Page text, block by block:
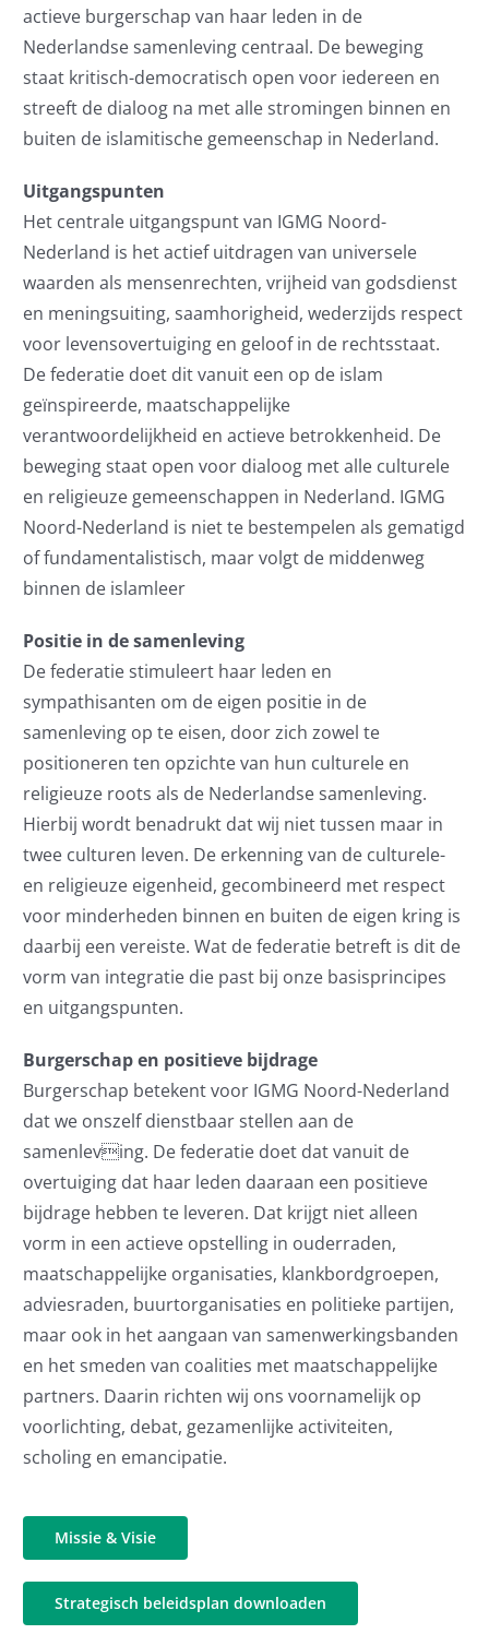
actieve burgerschap van haar leden in de
Nederlandse samenleving centraal. De beweging
staat kritisch-democratisch open voor iedereen en
streeft de dialoog na met alle stromingen binnen en
buiten de islamitische gemeenschap in Nederland.
Uitgangspunten
Het centrale uitgangspunt van IGMG Noord-
Nederland is het actief uitdragen van universele
waarden als mensenrechten, vrijheid van godsdienst
en meningsuiting, saamhorigheid, wederzijds respect
voor levensovertuiging en geloof in de rechtsstaat.
De federatie doet dit vanuit een op de islam
geïnspireerde, maatschappelijke
verantwoordelijkheid en actieve betrokkenheid. De
beweging staat open voor dialoog met alle culturele
en religieuze gemeenschappen in Nederland. IGMG
Noord-Nederland is niet te bestempelen als gematigd
of fundamentalistisch, maar volgt de middenweg
binnen de islamleer
Positie in de samenleving
De federatie stimuleert haar leden en
sympathisanten om de eigen positie in de
samenleving op te eisen, door zich zowel te
positioneren ten opzichte van hun culturele en
religieuze roots als de Nederlandse samenleving.
Hierbij wordt benadrukt dat wij niet tussen maar in
twee culturen leven. De erkenning van de culturele-
en religieuze eigenheid, gecombineerd met respect
voor minderheden binnen en buiten de eigen kring is
daarbij een vereiste. Wat de federatie betreft is dit de
vorm van integratie die past bij onze basisprincipes
en uitgangspunten.
Burgerschap en positieve bijdrage
Burgerschap betekent voor IGMG Noord-Nederland
dat we onszelf dienstbaar stellen aan de
samenleving. De federatie doet dat vanuit de
overtuiging dat haar leden daaraan een positieve
bijdrage hebben te leveren. Dat krijgt niet alleen
vorm in een actieve opstelling in ouderraden,
maatschappelijke organisaties, klankbordgroepen,
adviesraden, buurtorganisaties en politieke partijen,
maar ook in het aangaan van samenwerkingsbanden
en het smeden van coalities met maatschappelijke
partners. Daarin richten wij ons voornamelijk op
voorlichting, debat, gezamenlijke activiteiten,
scholing en emancipatie.
Missie & Visie
Strategisch beleidsplan downloaden